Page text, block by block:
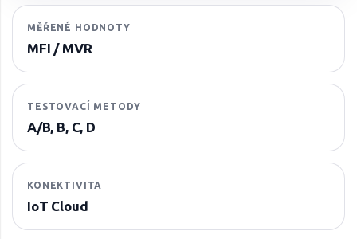
MĚŘENÉ HODNOTY
MFI / MVR
TESTOVACÍ METODY
A/B, B, C, D
KONEKTIVITA
IoT Cloud